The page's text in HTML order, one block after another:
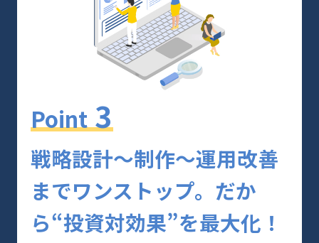
Point 3
戦略設計〜制作〜運用改善
までワンストップ。だか
ら“投資対効果”を最大化！